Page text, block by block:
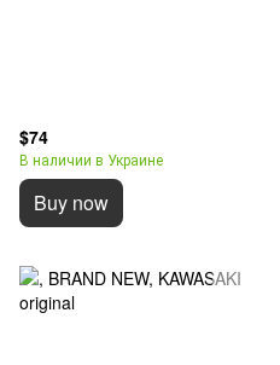
$74
В наличии в Украине
Buy now